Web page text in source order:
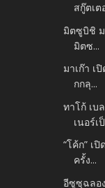
สกู๊ตเต
มิตซูบิชิ ม
มิตซ...
มาเก๊า เ
กกลุ...
ทาโก้ เบ
เนอร์เ
“โค้ก” เ
ครั้ง...
อีซูซุฉลอ